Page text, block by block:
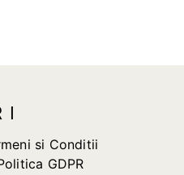
si Conditii
GDPR